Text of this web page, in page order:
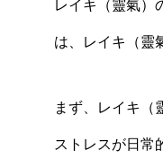
レイキ（靈氣）
は、レイキ（靈
まず、レイキ（
ストレスが日常